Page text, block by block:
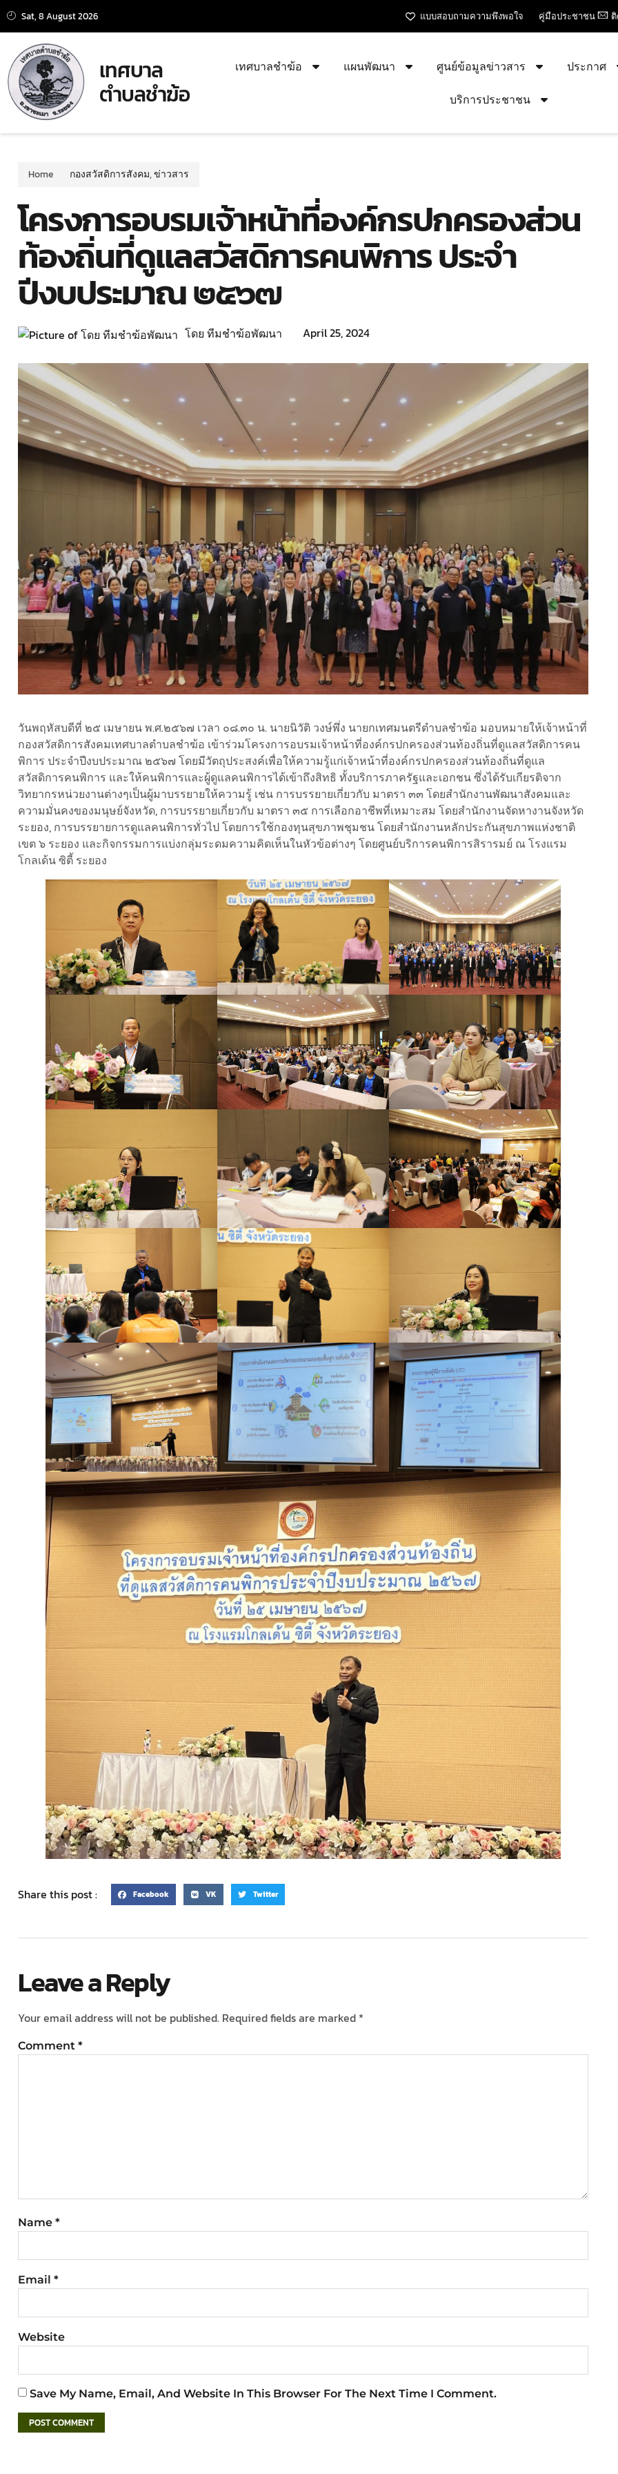
Sat, 8 August 2026 แบบสอบถามความพึงพอใจ คู่มือประชาชน
เทศบาล
ตำบลชำฆ้อ
เทศบาลชำฆ้อ แผนพัฒนา ศูนย์ข้อมูลข่าวสาร ประกาศ
บริการประชาชน
Home กองสวัสดิการสังคม,ข่าวสาร
โครงการอบรมเจ้าหน้าที่องค์กรปกครองส่วน
ท้องถิ่นที่ดูแลสวัสดิการคนพิการ ประจำ
ปีงบประมาณ ๒๕๖๗
โดย ทีมชำฆ้อพัฒนา April 25, 2024
วันพฤหัสบดีที่ ๒๕ เมษายน พ.ศ.๒๕๖๗ เวลา ๐๘.๓๐ น. นายนิวัติ วงษ์พึ่ง นายกเทศมนตรีตำบลชำฆ้อ มอบหมายให้เจ้าหน้าที่
กองสวัสดิการสังคมเทศบาลตำบลชำฆ้อ เข้าร่วมโครงการอบรมเจ้าหน้าที่องค์กรปกครองส่วนท้องถิ่นที่ดูแลสวัสดิการคน
พิการ ประจำปีงบประมาณ ๒๕๖๗ โดยมีวัตถุประสงค์เพื่อให้ความรู้แก่เจ้าหน้าที่องค์กรปกครองส่วนท้องถิ่นที่ดูแล
สวัสดิการคนพิการ และให้คนพิการและผู้ดูแลคนพิการได้เข้าถึงสิทธิ ทั้งบริการภาครัฐและเอกชน ซึ่งได้รับเกียรติจาก
วิทยากรหน่วยงานต่างๆเป็นผู้มาบรรยายให้ความรู้ เช่น การบรรยายเกี่ยวกับ มาตรา ๓๓ โดยสำนักงานพัฒนาสังคมและ
ความมั่นคงของมนุษย์จังหวัด, การบรรยายเกี่ยวกับ มาตรา ๓๕ การเลือกอาชีพที่เหมาะสม โดยสำนักงานจัดหางานจังหวัด
ระยอง, การบรรยายการดูแลคนพิการทั่วไป โดยการใช้กองทุนสุขภาพชุมชน โดยสำนักงานหลักประกันสุขภาพแห่งชาติ
เขต ๖ ระยอง และกิจกรรมการแบ่งกลุ่มระดมความคิดเห็นในหัวข้อต่างๆ โดยศูนย์บริการคนพิการสิรารมย์ ณ โรงแรม
โกลเด้น ซิตี้ ระยอง
Share this post : Facebook VK Twitter
Leave a Reply
Your email address will not be published. Required fields are marked *
Comment *
Name *
Email *
Website
Save My Name, Email, And Website In This Browser For The Next Time I Comment.